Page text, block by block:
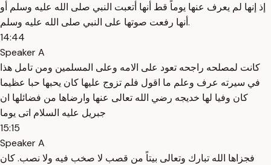
إذ إنها لم يعرف عنها يوماً قط أنها أتعبت النبي صلى الله عليه وسلم أو
أنها رفعت صوتها على النبي صلى الله عليه وسلم.
14:44
Speaker A
كانت لمصلحه راجحه تعود على الامه وعلى المسلمين ومن تامل هذا
في سيرته عرف وعلم ما اقول فلم تزوج عليها كان يحبها حبا عظيما
كان وفيا لها خديجه رضي الله تعالى عنها وارضاها من فضائلها ان
جبريل عليه السلام اتى يوما
15:15
Speaker A
فجزاها الله تبارك وتعالى بيتاً من قصب لا صخب فيه ولا نصب. كان